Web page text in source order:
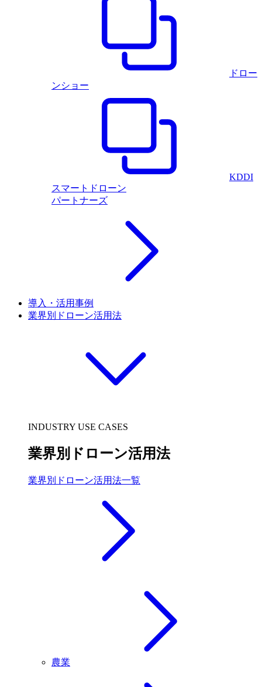
ドロー
ンショー
KDDI
スマートドローン
パートナーズ
導入・活用事例
業界別ドローン活用法
INDUSTRY USE CASES
業界別ドローン活用法
業界別ドローン活用法一覧
農業